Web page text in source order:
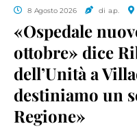
8 Agosto 2026 di a.p.
«Ospedale
ottobre» dice
dell’Unità a
destiniamo un
Regione»